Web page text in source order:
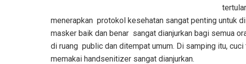
tertular
menerapkan protokol kesehatan sangat penting untuk
masker baik dan benar sangat dianjurkan bagi semua
di ruang public dan ditempat umum. Di samping itu,
memakai handsenitizer sangat dianjurkan.